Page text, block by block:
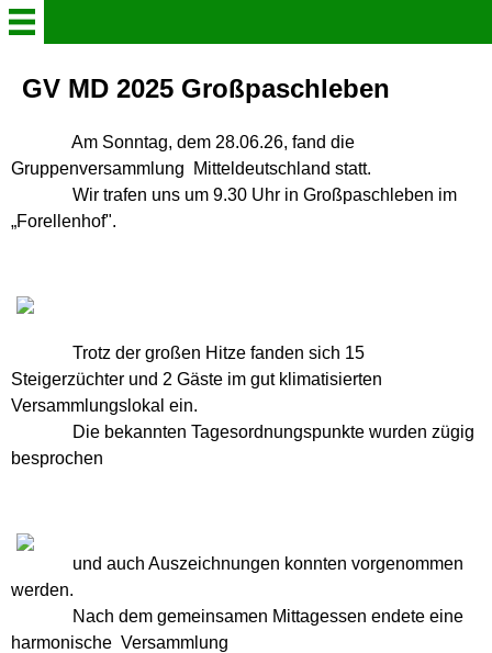
Willkommen
Der Steigerkröpfer
Info - Heft 2026
Schaukataloge
Begründer des 1. deutschen
GV MD 2025 Großpaschleben
Am Sonntag, dem 28.06.26, fand die
Gruppenversammlung Mitteldeutschland statt.
Wir trafen uns um 9.30 Uhr in Großpaschleben im
„Forellenhof".
Trotz der großen Hitze fanden sich 15
Steigerzüchter und 2 Gäste im gut klimatisierten
Versammlungslokal ein.
Die bekannten Tagesordnungspunkte wurden zügig
besprochen
und auch Auszeichnungen konnten vorgenommen
werden.
Nach dem gemeinsamen Mittagessen endete eine
harmonische Versammlung